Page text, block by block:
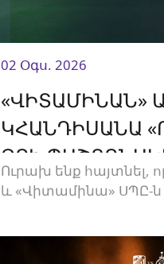
02 Օգս. 2026
«ՎԻՏԱՄԻՆԱՆ»
ԿՀԱՆԴԻՍԱՆԱ
ՋՐԻ
ՄԱՏԱԿԱՐԱՐԸ
Ուրախ ենք հայտնել,
և «Վիտամինա» ՍՊԸ-ն